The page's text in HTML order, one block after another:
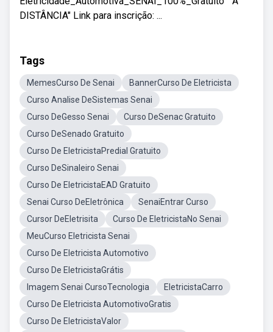
DISTÂNCIA" Link para inscrição: ...
Tags
MemesCurso De Senai
BannerCurso De Eletricista
Curso Analise DeSistemas Senai
Curso DeGesso Senai
Curso DeSenac Gratuito
Curso DeSenado Gratuito
Curso De EletricistaPredial Gratuito
Curso DeSinaleiro Senai
Curso De EletricistaEAD Gratuito
Senai Curso DeEletrônica
SenaiEntrar Curso
Cursor DeEletrisita
Curso De EletricistaNo Senai
MeuCurso Eletricista Senai
Curso De Eletricista Automotivo
Curso De EletricistaGrátis
Imagem Senai CursoTecnologia
EletricistaCarro
Curso De Eletricista AutomotivoGratis
Curso De EletricistaValor